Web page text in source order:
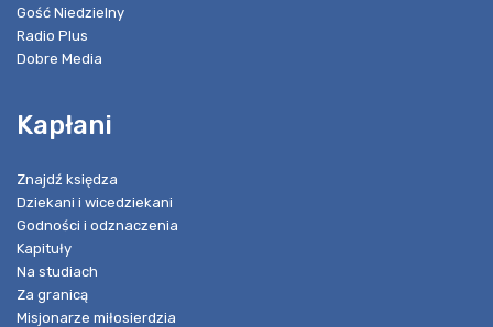
Gość Niedzielny
Radio Plus
Dobre Media
Kapłani
Znajdź księdza
Dziekani i wicedziekani
Godności i odznaczenia
Kapituły
Na studiach
Za granicą
Misjonarze miłosierdzia